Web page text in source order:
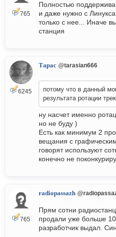
765
Полностью
и даже нужно с
только с нее... Иначе
станция
6245
Тарас @tarasian666
потому что в данный
результата ротации
ну насчет именно
но не буду )
Есть как минимум 2
вещания с
говорят используют
конечно не
765
radiopassazh
Прям сотни
продали уже больше
разработчик выдал.